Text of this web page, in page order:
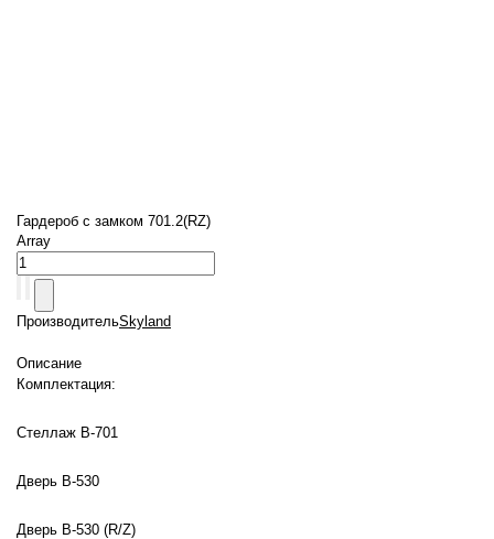
Гардероб с замком 701.2(RZ)
Array
ПроизводительSkyland
Описание
Комплектация:
Стеллаж B-701
Дверь B-530
Дверь B-530 (R/Z)